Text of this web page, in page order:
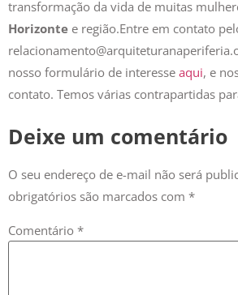
Horizontee região.Entre em contato
nosso formulário de interesseaqui, e
contato. Temos várias contrapartidas
obrigatórios são marcados com*